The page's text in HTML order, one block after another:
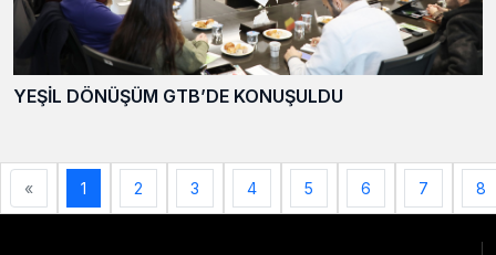
YEŞİL DÖNÜŞÜM GTB’DE KONUŞULDU
« 1 2 3 4 5 6 7 8